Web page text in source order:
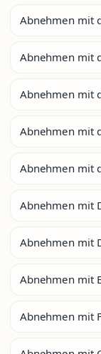
Abnehmen mit
Abnehmen mit
Abnehmen mit
Abnehmen mit
Abnehmen mit
Abnehmen mit
Abnehmen mit
Abnehmen mit
Abnehmen mit